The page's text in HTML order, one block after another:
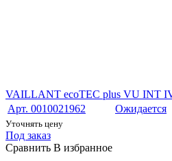
VAILLANT ecoTEC plus VU INT
Арт. 0010021962
Ожидается
Уточнять цену
Под заказ
Сравнить В избранное